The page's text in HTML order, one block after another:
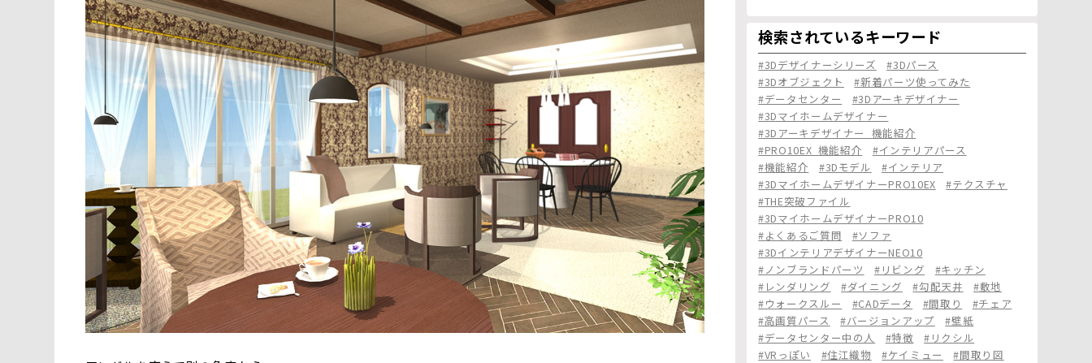
検索されているキーワード
#3Dデザイナーシリーズ
#3Dパース
#3Dオブジェクト
#新着パーツ使ってみた
#データセンター
#3Dアーキデザイナー
#3Dマイホームデザイナー
#3Dアーキデザイナー_機能紹介
#PRO10EX_機能紹介
#インテリアパース
#機能紹介
#3Dモデル
#インテリア
#3DマイホームデザイナーPRO10EX
#テクスチャ
#THE突破ファイル
#3DマイホームデザイナーPRO10
#よくあるご質問
#ソファ
#3DインテリアデザイナーNEO10
#ノンブランドパーツ
#リビング
#キッチン
#レンダリング
#ダイニング #勾配天井
#敷地
#ウォークスルー
#CADデータ #間取り
#チェア
#高画質パース
#バージョンアップ
#壁紙
#データセンター中の人
#特徴
#リクシル
#VRっぽい
#住江織物 #ケイミュー
#間取り図